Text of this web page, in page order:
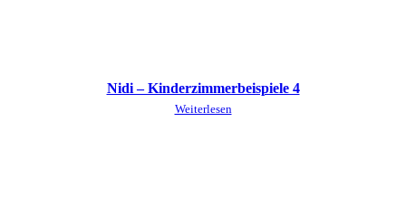
Nidi – Kinderzimmerbeispiele 4
Weiterlesen